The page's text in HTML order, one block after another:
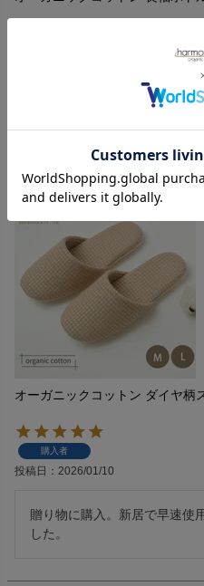
地が良い。
オーガニックコットン ダイヤ柄
購入者
投稿日 2026/01/10
贈り物に購入。新居で早速使
した。